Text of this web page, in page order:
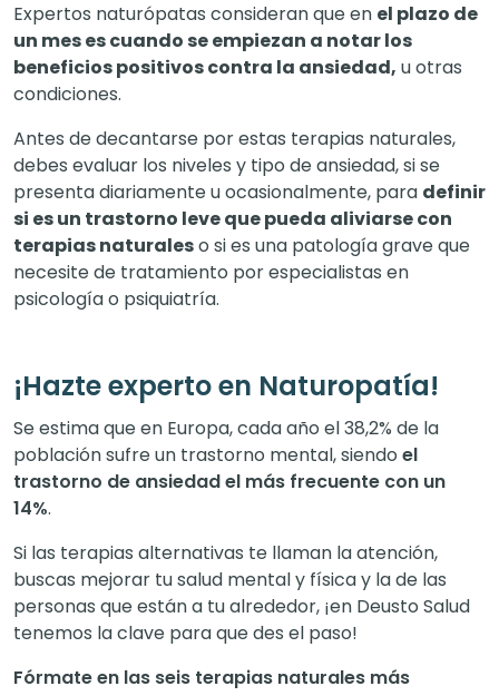
Expertos naturópatas consideran que en el plazo de
un mes es cuando se empiezan a notar los
beneficios positivos contra la ansiedad, u otras
condiciones.
Antes de decantarse por estas terapias naturales,
debes evaluar los niveles y tipo de ansiedad, si se
presenta diariamente u ocasionalmente, para definir
si es un trastorno leve que pueda aliviarse con
terapias naturaleso si es una patología grave que
necesite de tratamiento por especialistas en
psicología o psiquiatría.
¡Hazte experto en Naturopatía!
Se estima que en Europa, cada año el 38,2% de la
población sufre un trastorno mental, siendo el
trastorno de ansiedad el más frecuente con un
14%.
Si las terapias alternativas te llaman la atención,
buscas mejorar tu salud mental y física y la de las
personas que están a tu alrededor, ¡en Deusto Salud
tenemos la clave para que des el paso!
Fórmate en las seis terapias naturales más